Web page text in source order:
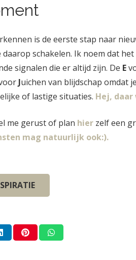
is de eerste stap naar
schakelen. Ik noem dat het
signalen die er altijd zijn. De E
Juichen van blijdschap omdat
of lastige situaties. Hej,
me gerust of plan hier zelf een
mag natuurlijk ook:).